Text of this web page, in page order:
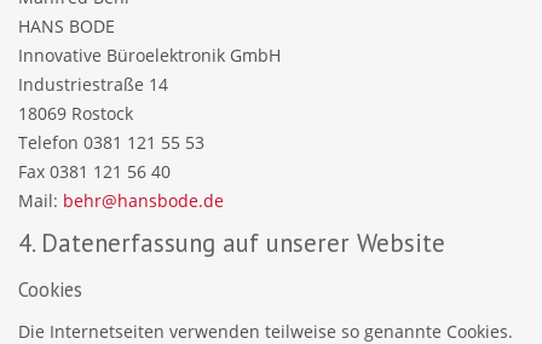
HANS BODE
Innovative Büroelektronik GmbH
Industriestraße 14
18069 Rostock
Telefon 0381 121 55 53
Fax 0381 121 56 40
Mail: behr@hansbode.de
4. Datenerfassung auf unserer Website
Cookies
Die Internetseiten verwenden teilweise so genannte Cookies.